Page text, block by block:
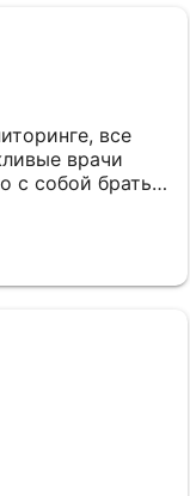
все
врачи
с собой брать